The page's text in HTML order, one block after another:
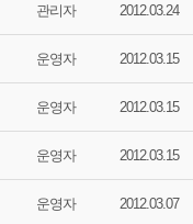
관리자 2012.03.24
운영자 2012.03.15
운영자 2012.03.15
운영자 2012.03.15
운영자 2012.03.07